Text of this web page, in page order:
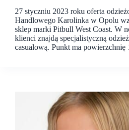
27 styczniu 2023 roku oferta
Handlowego Karolinka w Opolu
sklep marki Pitbull West Coast. W
klienci znajdą specjalistyczną
casualową. Punkt ma powierzchnię